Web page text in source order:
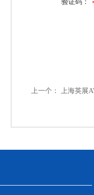
验证码：
上一个： 上海英展